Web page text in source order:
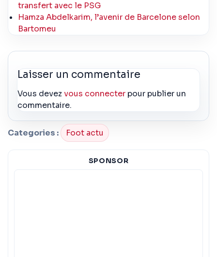
transfert avec le PSG
Hamza Abdelkarim, l’avenir de Barcelone selon
Bartomeu
Laisser un commentaire
Vous devezvous connecter pour publier un
commentaire.
Categories : Foot actu
SPONSOR